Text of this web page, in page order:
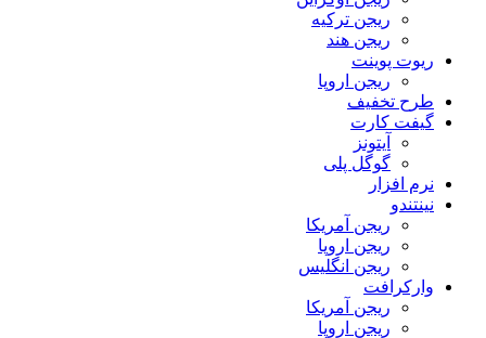
ریجن ترکیه
ریجن هند
ریوت پوینت
ریجن اروپا
طرح تخفیف
گیفت کارت
آیتونز
گوگل پلی
نرم افزار
نینتندو
ریجن آمریکا
ریجن اروپا
ریجن انگلیس
وارکرافت
ریجن آمریکا
ریجن اروپا